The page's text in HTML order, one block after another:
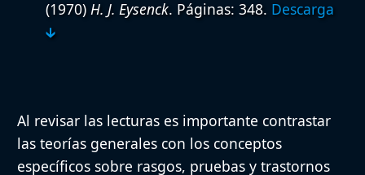
(1970) H. J. Eysenck. Páginas: 348. Descarga
🡳
Al revisar las lecturas es importante contrastar
las teorías generales con los conceptos
específicos sobre rasgos, pruebas y trastornos